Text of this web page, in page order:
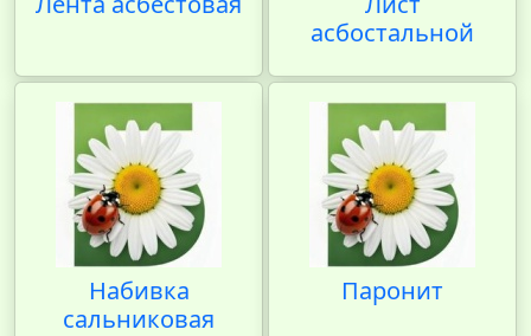
асбостальной
Набивка
сальниковая
Паронит